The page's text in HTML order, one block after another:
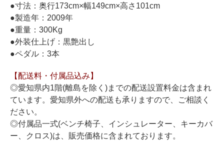
中古ピアノ
調律
修理
タッチ・音色の調整
●寸法：奥行173cm×幅149cm×高さ101cm
●製造年：2009年
●重量：300Kg
●外装仕上げ：黒艶出し
●ペダル：3本
【配送料・付属品込み】
◎愛知県内1階(離島を除く)までの配送設置料金は含まれ
ています。愛知県外への配送も承りますので、ご相談く
ださい。
◎付属品一式(ベンチ椅子、インシュレーター、キーカバ
ー、クロス)は、販売価格に含まれております。